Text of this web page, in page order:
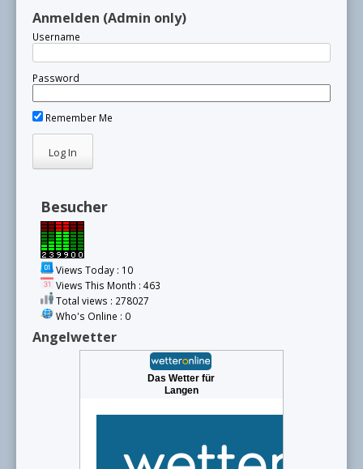
Anmelden (Admin only)
Username
Password
Remember Me
Besucher
Views Today : 10
Views This Month : 463
Total views : 278027
Who's Online : 0
Angelwetter
Das Wetter für
Langen